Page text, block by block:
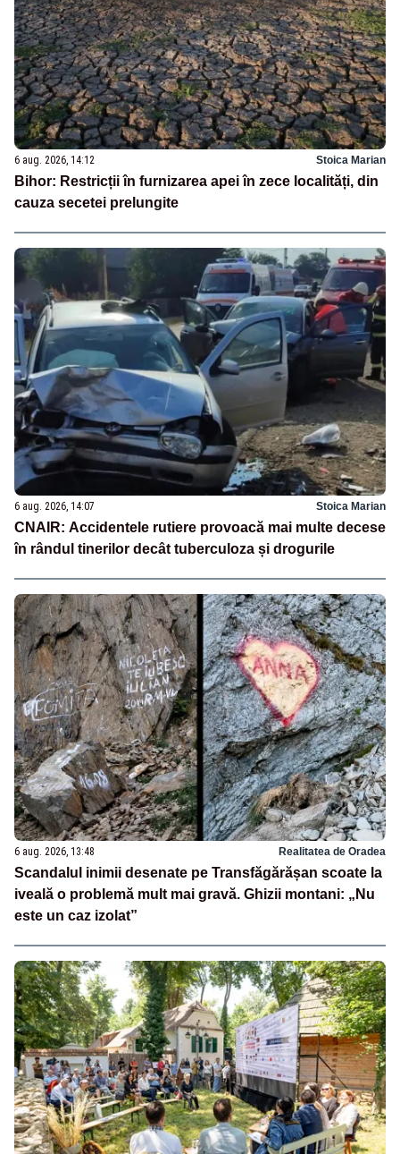
6 aug. 2026, 14:12 Stoica Marian
Bihor: Restricții în furnizarea apei în zece localități, din
cauza secetei prelungite
6 aug. 2026, 14:07 Stoica Marian
CNAIR: Accidentele rutiere provoacă mai multe decese
în rândul tinerilor decât tuberculoza și drogurile
6 aug. 2026, 13:48 Realitatea de Oradea
Scandalul inimii desenate pe Transfăgărășan scoate la
iveală o problemă mult mai gravă. Ghizii montani: „Nu
este un caz izolat”